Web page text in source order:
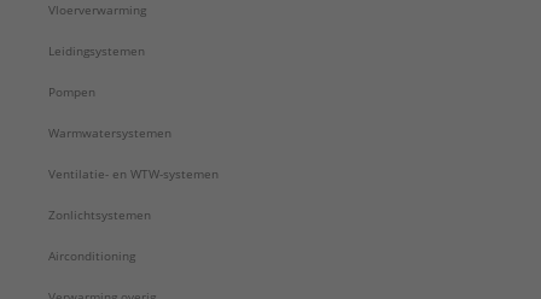
Vloerverwarming
Leidingsystemen
Pompen
Warmwatersystemen
Ventilatie- en WTW-systemen
Zonlichtsystemen
Airconditioning